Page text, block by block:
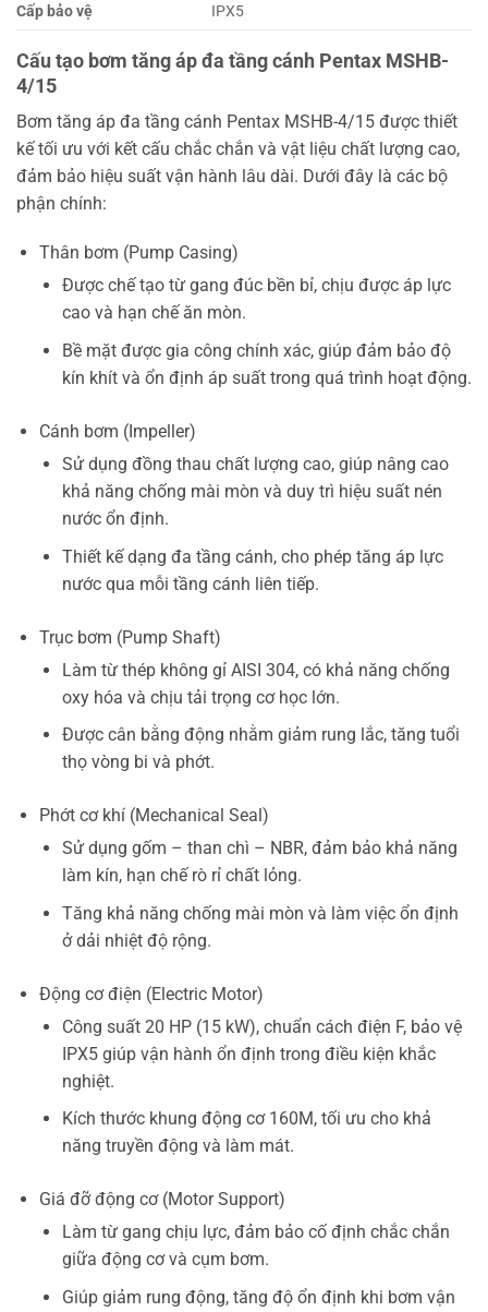
Cấp bảo vệ
IPX5
Cấu tạo bơm tăng áp đa tầng cánh Pentax MSHB-
4/15
Bơm tăng áp đa tầng cánh Pentax MSHB-4/15 được thiết
kế tối ưu với kết cấu chắc chắn và vật liệu chất lượng cao,
đảm bảo hiệu suất vận hành lâu dài. Dưới đây là các bộ
phận chính:
Thân bơm (Pump Casing)
Được chế tạo từ gang đúc bền bỉ, chịu được áp lực
cao và hạn chế ăn mòn.
Bề mặt được gia công chính xác, giúp đảm bảo độ
kín khít và ổn định áp suất trong quá trình hoạt động.
Cánh bơm (Impeller)
Sử dụng đồng thau chất lượng cao, giúp nâng cao
khả năng chống mài mòn và duy trì hiệu suất nén
nước ổn định.
Thiết kế dạng đa tầng cánh, cho phép tăng áp lực
nước qua mỗi tầng cánh liên tiếp.
Trục bơm (Pump Shaft)
Làm từ thép không gỉ AISI 304, có khả năng chống
oxy hóa và chịu tải trọng cơ học lớn.
Được cân bằng động nhằm giảm rung lắc, tăng tuổi
thọ vòng bi và phớt.
Phớt cơ khí (Mechanical Seal)
Sử dụng gốm – than chì – NBR, đảm bảo khả năng
làm kín, hạn chế rò rỉ chất lỏng.
Tăng khả năng chống mài mòn và làm việc ổn định
ở dải nhiệt độ rộng.
Động cơ điện (Electric Motor)
Công suất 20 HP (15 kW), chuẩn cách điện F, bảo vệ
IPX5 giúp vận hành ổn định trong điều kiện khắc
nghiệt.
Kích thước khung động cơ 160M, tối ưu cho khả
năng truyền động và làm mát.
Giá đỡ động cơ (Motor Support)
Làm từ gang chịu lực, đảm bảo cố định chắc chắn
giữa động cơ và cụm bơm.
Giúp giảm rung động, tăng độ ổn định khi bơm vận